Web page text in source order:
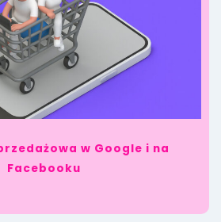
w Google i na
Facebooku